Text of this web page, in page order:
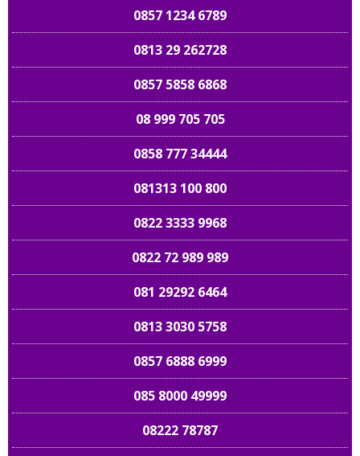
0857 1234 6789
0813 29 262728
0857 5858 6868
08 999 705 705
0858 777 34444
081313 100 800
0822 3333 9968
0822 72 989 989
081 29292 6464
0813 3030 5758
0857 6888 6999
085 8000 49999
08222 78787